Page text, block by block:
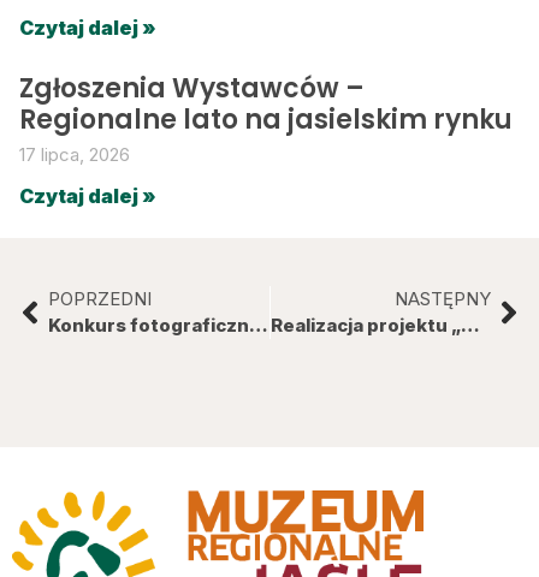
Czytaj dalej »
Zgłoszenia Wystawców –
Regionalne lato na jasielskim rynku
17 lipca, 2026
Czytaj dalej »
POPRZEDNI
Konkurs fotograficzny „Fauna i flora winnic”
NASTĘPNY
Realizacja projektu „Konserwacja wybranych obrazów Ignacego Pinkasa na ekspozycję stałą w Muzeum Regionalnym w Jaśle”